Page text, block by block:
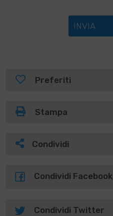
INVIA
Preferiti
Stampa
Condividi
Condividi Facebook
Condividi Twitter